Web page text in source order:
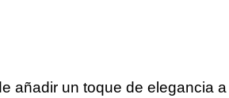
añadir un toque de elegancia